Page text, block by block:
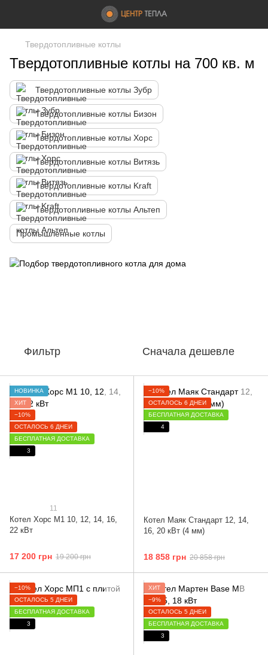
Твердотопливные котлы
Твердотопливные котлы на 700 кв. м
Твердотопливные котлы Зубр
Твердотопливные котлы Бизон
Твердотопливные котлы Хорс
Твердотопливные котлы Витязь
Твердотопливные котлы Kraft
Твердотопливные котлы Альтеп
Промышленные котлы
Фильтр Сначала дешевле
НОВИНКА
ХИТ
−10%
ОСТАЛОСЬ 6 ДНЕЙ
БЕСПЛАТНАЯ ДОСТАВКА
3
11
Котел Хорс М1 10, 12, 14, 16,
22 кВт
17 200 грн 19 200 грн
−10%
ОСТАЛОСЬ 6 ДНЕЙ
БЕСПЛАТНАЯ ДОСТАВКА
4
Котел Маяк Стандарт 12, 14,
16, 20 кВт (4 мм)
18 858 грн 20 858 грн
−10%
ОСТАЛОСЬ 5 ДНЕЙ
БЕСПЛАТНАЯ ДОСТАВКА
3
ХИТ
−9%
ОСТАЛОСЬ 5 ДНЕЙ
БЕСПЛАТНАЯ ДОСТАВКА
3